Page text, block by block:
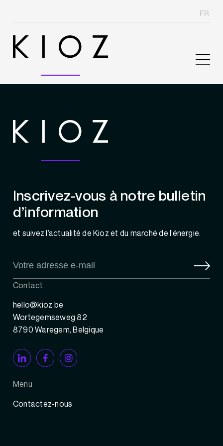
FR
Inscrivez-vous à notre bulletin
d’information
et suivez l’actualité de Kioz et du marché de l’énergie.
Contact
hello@kioz.be
Wortegemseweg 82
8790 Waregem, Belgique
Menu
Contactez-nous